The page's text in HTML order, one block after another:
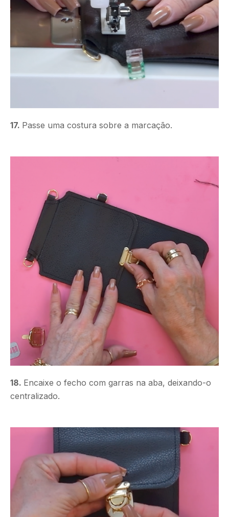
17. Passe uma costura sobre a marcação.
18. Encaixe o fecho com garras na aba, deixando-o
centralizado.